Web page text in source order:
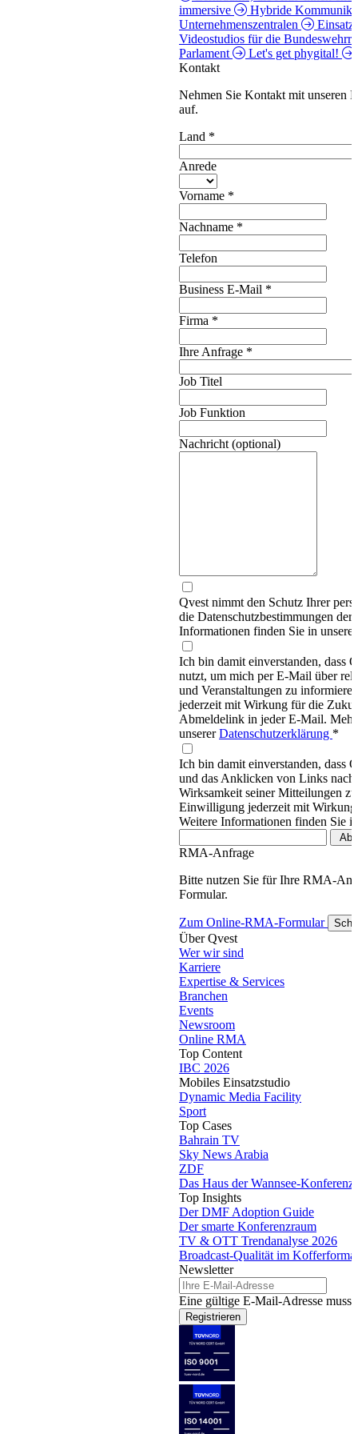
immersive
Hybride
Unternehmenszentralen
Videostudios für die
Parlament
Let's get phygital!
Kontakt
Nehmen Sie Kontakt mit unseren
auf.
Land *
Anrede
Vorname *
Nachname *
Telefon
Business E-Mail *
Firma *
Ihre Anfrage *
Job Titel
Job Funktion
Nachricht (optional)
Qvest nimmt den Schutz Ihrer
die Datenschutzbestimmungen
Informationen finden Sie in
Ich bin damit einverstanden, dass
nutzt, um mich per E-Mail über
und Veranstaltungen zu
jederzeit mit Wirkung für die
Abmeldelink in jeder E-Mail.
unsererDatenschutzerklärung *
Ich bin damit einverstanden, dass
und das Anklicken von Links
Wirksamkeit seiner Mitteilungen
Einwilligung jederzeit mit
Weitere Informationen finden Sie
RMA-Anfrage
Bitte nutzen Sie für Ihre RMA-
Formular.
Zum Online-RMA-Formular
Über Qvest
Wer wir sind
Karriere
Expertise & Services
Branchen
Events
Newsroom
Online RMA
Top Content
IBC 2026
Mobiles Einsatzstudio
Dynamic Media Facility
Sport
Top Cases
Bahrain TV
Sky News Arabia
ZDF
Das Haus der Wannsee-Konferenz
Top Insights
Der DMF Adoption Guide
Der smarte Konferenzraum
TV & OTT Trendanalyse 2026
Broadcast-Qualität im Kofferformat
Newsletter
Eine gültige E-Mail-Adresse muss
Registrieren